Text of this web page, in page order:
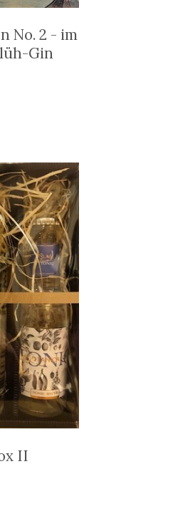
No. 2 - im
Gin
32,90 €
€)
II